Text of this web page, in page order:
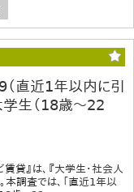
直近1年以内に引
学生（18歳～22
貸』は、『大学生・社会人
本調査では、「直近1年以